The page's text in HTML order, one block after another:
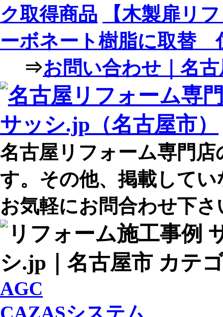
ク取得商品
【木製扉リ
ーボネート樹脂に取替
⇒お問い合わせ｜名
名古屋リフォーム専門
す。その他、掲載して
お気軽にお問合わせ下さ
AGC